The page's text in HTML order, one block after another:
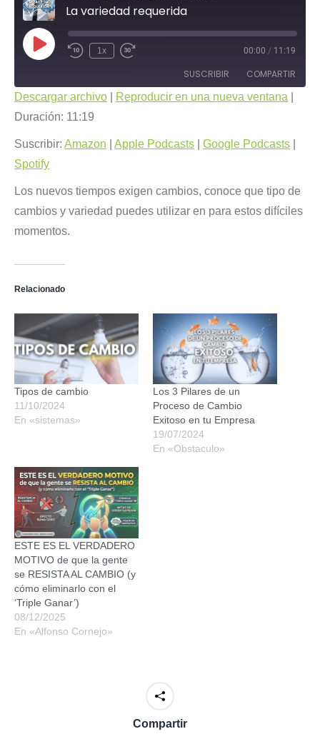
La variedad requerida
Reproducir
episodioRebobinar
1x
Fast
seconds
00:00 / 11:19
SUSCRIBIR COMPARTIR
Amazon
Google Podcasts Spotify
FEED RSS
COMPARTIR
ENLACE
Descargar archivo Reproducir en una nueva ventana
Duración: 11:19
Suscribir: Amazon Apple Podcasts Google Podcasts
Spotify
Los nuevos tiempos exigen cambios, conoce que tipo de
cambios y variedad puedes utilizar en para estos difíciles
momentos.
Relacionado
Tipos de cambio
11/10/2024
En «sistemas»
Los 3 Pilares de un
Proceso de Cambio
Exitoso en tu Empresa
19/07/2024
En «Obstaculo»
ESTE ES EL VERDADERO
MOTIVO de que la gente
se RESISTA AL CAMBIO (y
cómo eliminarlo con el
‘Triple Ganar’)
08/12/2025
En «Alfonso Cornejo»
Compartir